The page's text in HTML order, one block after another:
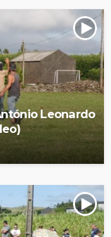
Leonardo